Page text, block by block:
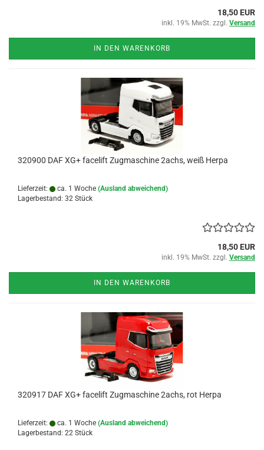
18,50 EUR
inkl. 19% MwSt. zzgl. Versand
IN DEN WARENKORB
320900 DAF XG+ facelift Zugmaschine 2achs, weiß Herpa
Lieferzeit: ca. 1 Woche (Ausland abweichend)
Lagerbestand: 32 Stück
18,50 EUR
inkl. 19% MwSt. zzgl. Versand
IN DEN WARENKORB
320917 DAF XG+ facelift Zugmaschine 2achs, rot Herpa
Lieferzeit: ca. 1 Woche (Ausland abweichend)
Lagerbestand: 22 Stück